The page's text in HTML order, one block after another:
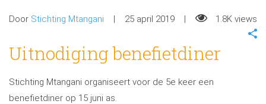
Door Stichting Mtangani 25 april 2019 1.8K views
Uitnodiging benefietdiner
Stichting Mtangani organiseert voor de 5e keer een
benefietdiner op 15 juni as.